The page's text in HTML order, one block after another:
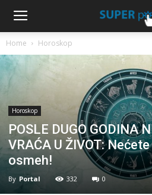
Home Horoskop
Horoskop
POSLE DUGO GODINA
VRAĆA U ŽIVOT:
osmeh!
By Portal 332 0